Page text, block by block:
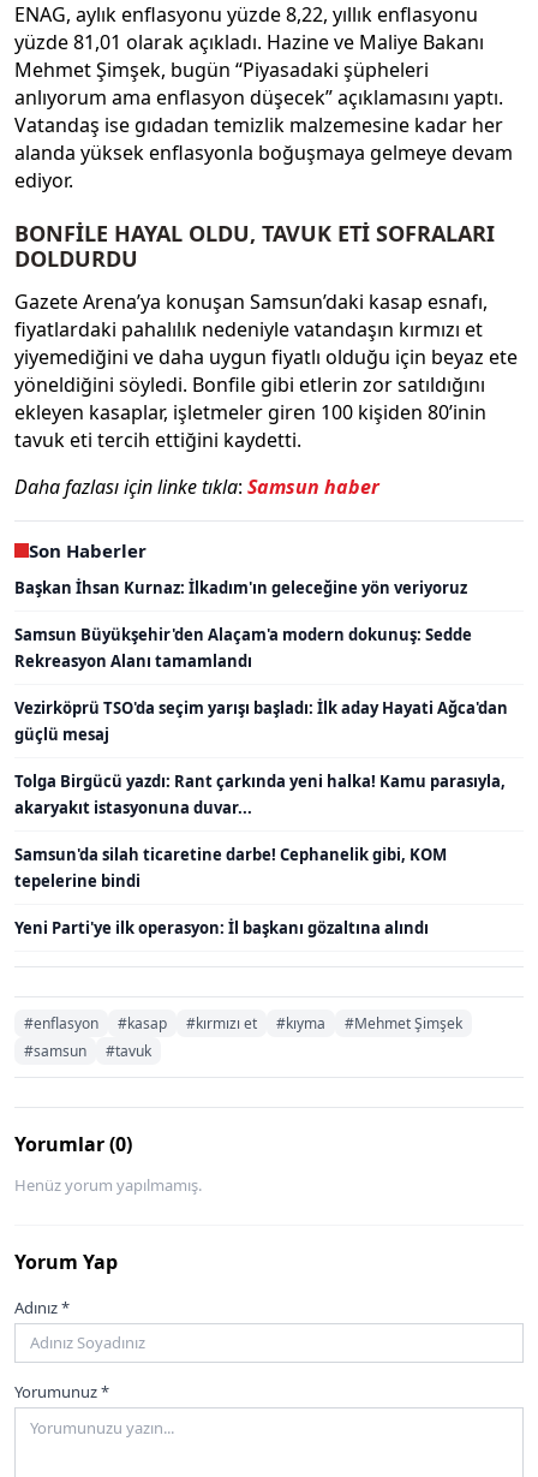
ENAG, aylık enflasyonu yüzde 8,22, yıllık enflasyonu
yüzde 81,01 olarak açıkladı. Hazine ve Maliye Bakanı
Mehmet Şimşek, bugün “Piyasadaki şüpheleri
anlıyorum ama enflasyon düşecek” açıklamasını yaptı.
Vatandaş ise gıdadan temizlik malzemesine kadar her
alanda yüksek enflasyonla boğuşmaya gelmeye devam
ediyor.
BONFİLE HAYAL OLDU, TAVUK ETİ SOFRALARI
DOLDURDU
Gazete Arena’ya konuşan Samsun’daki kasap esnafı,
fiyatlardaki pahalılık nedeniyle vatandaşın kırmızı et
yiyemediğini ve daha uygun fiyatlı olduğu için beyaz ete
yöneldiğini söyledi. Bonfile gibi etlerin zor satıldığını
ekleyen kasaplar, işletmeler giren 100 kişiden 80’inin
tavuk eti tercih ettiğini kaydetti.
Daha fazlası için linke tıkla: Samsun haber
Son Haberler
Başkan İhsan Kurnaz: İlkadım'ın geleceğine yön veriyoruz
Samsun Büyükşehir'den Alaçam'a modern dokunuş: Sedde
Rekreasyon Alanı tamamlandı
Vezirköprü TSO'da seçim yarışı başladı: İlk aday Hayati Ağca'dan
güçlü mesaj
Tolga Birgücü yazdı: Rant çarkında yeni halka! Kamu parasıyla,
akaryakıt istasyonuna duvar...
Samsun'da silah ticaretine darbe! Cephanelik gibi, KOM
tepelerine bindi
Yeni Parti'ye ilk operasyon: İl başkanı gözaltına alındı
#enflasyon #kasap #kırmızı et #kıyma
#Mehmet Şimşek
#samsun
#tavuk
Yorumlar (0)
Henüz yorum yapılmamış.
Yorum Yap
Adınız *
Yorumunuz *